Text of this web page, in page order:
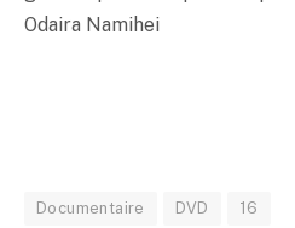
Odaira Namihei
Documentaire DVD 16